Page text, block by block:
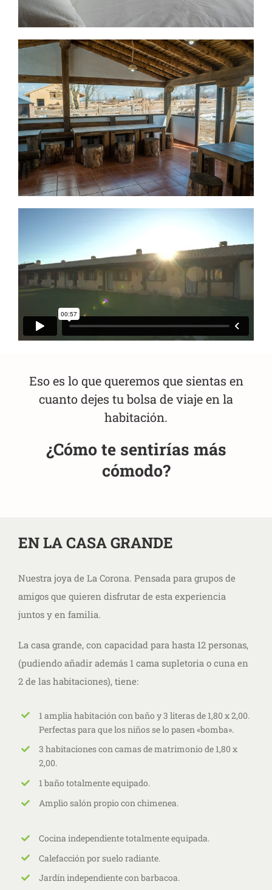
Eso es lo que queremos que sientas en
cuanto dejes tu bolsa de viaje en la
habitación.
¿Cómo te sentirías más
cómodo?
EN LA CASA GRANDE
Nuestra joya de La Corona. Pensada para grupos de
amigos que quieren disfrutar de esta experiencia
juntos y en familia.
La casa grande, con capacidad para hasta 12 personas,
(pudiendo añadir además 1 cama supletoria o cuna en
2 de las habitaciones), tiene:
1 amplia habitación con baño y 3 literas de 1,80 x 2,00.
Perfectas para que los niños se lo pasen «bomba».
3 habitaciones con camas de matrimonio de 1,80 x
2,00.
1 baño totalmente equipado.
Amplio salón propio con chimenea.
Cocina independiente totalmente equipada.
Calefacción por suelo radiante.
Jardín independiente con barbacoa.